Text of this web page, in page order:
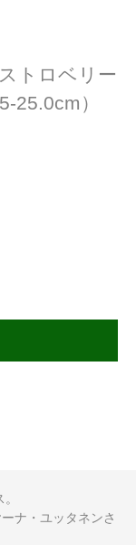
トロベリー
25.0cm）
ナ・ユッタネンさ